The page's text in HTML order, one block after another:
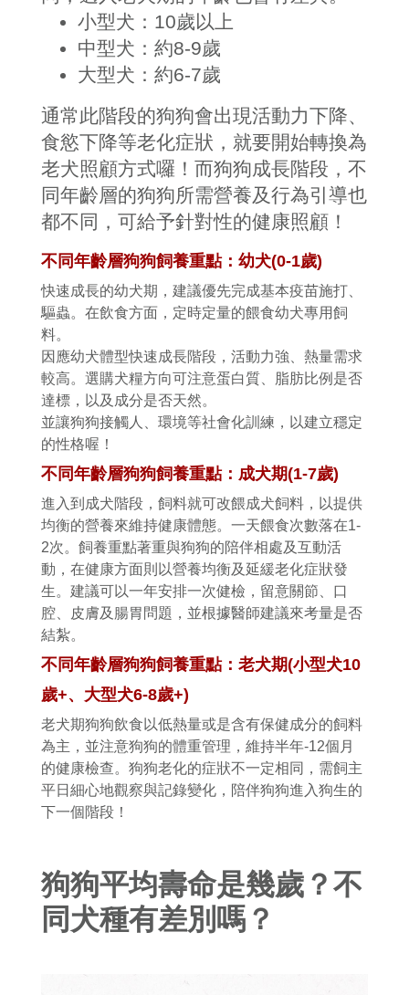
小型犬： 10歲以上
中型犬：約8-9歲
大型犬：約6-7歲
通常此階段的狗狗會出現活動力下降、
食慾下降等老化症狀，就要開始轉換為
老犬照顧方式囉！而狗狗成長階段，不
同年齡層的狗狗所需營養及行為引導也
都不同，可給予針對性的健康照顧！
不同年齡層狗狗飼養重點：幼犬(0-1歲)
快速成長的幼犬期，建議優先完成基本疫苗施打、
驅蟲。在飲食方面，定時定量的餵食幼犬專用飼
料。
因應幼犬體型快速成長階段，活動力強、熱量需求
較高。選購犬糧方向可注意蛋白質、脂肪比例是否
達標，以及成分是否天然。
並讓狗狗接觸人、環境等社會化訓練，以建立穩定
的性格喔！
不同年齡層狗狗飼養重點：成犬期(1-7歲)
進入到成犬階段，飼料就可改餵成犬飼料，以提供
均衡的營養來維持健康體態。一天餵食次數落在1-
2次。飼養重點著重與狗狗的陪伴相處及互動活
動，在健康方面則以營養均衡及延緩老化症狀發
生。建議可以一年安排一次健檢，留意關節、口
腔、皮膚及腸胃問題，並根據醫師建議來考量是否
結紮。
不同年齡層狗狗飼養重點：老犬期(小型犬10
歲+、大型犬6-8歲+)
老犬期狗狗飲食以低熱量或是含有保健成分的飼料
為主，並注意狗狗的體重管理，維持半年-12個月
的健康檢查。狗狗老化的症狀不一定相同，需飼主
平日細心地觀察與記錄變化，陪伴狗狗進入狗生的
下一個階段！
狗狗平均壽命是幾歲？不
同犬種有差別嗎？